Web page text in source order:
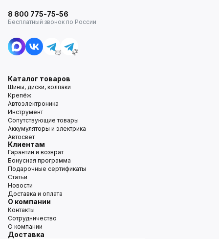
8 800 775-75-56
Бесплатный звонок по России
Каталог товаров
Шины, диски, колпаки
Крепёж
Автоэлектроника
Инструмент
Сопутствующие товары
Аккумуляторы и электрика
Автосвет
Клиентам
Гарантии и возврат
Бонусная программа
Подарочные сертификаты
Статьи
Новости
Доставка и оплата
О компании
Контакты
Сотрудничество
О компании
Доставка